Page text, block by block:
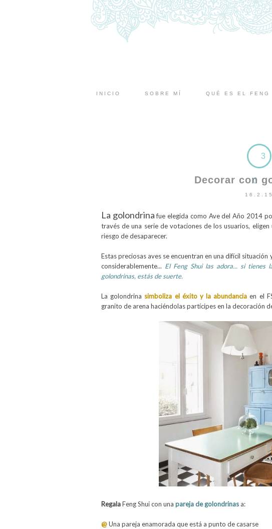
INICIO SOBRE MÍ QUÉ ES EL FENG
3
0
Decorar con
16.2.15
La golondrinafue elegida como Ave del Año 2014
través de una serie de votaciones de los usuarios,
riesgo de desaparecer.
Estas preciosas aves se encuentran en una difícil
considerablemente... El Feng Shui las adora... si tienes
golondrinas, estás de suerte.
La golondrina simboliza el éxito y la abundancia en el
granito de arena haciéndolas partícipes en la decoración
RegalaFeng Shui con una pareja de golondrinas a:
@Una pareja enamorada que está a punto de casarse